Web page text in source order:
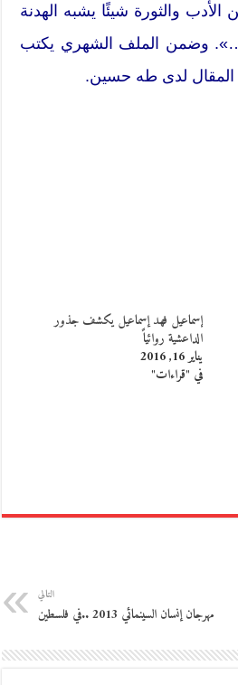
والثورة شيئًا يشبه الهدنة
وضمن الملف الشهري يكتب
لدى طه حسين.
إسماعيل فهد إسماعيل يكشف جذور
الداعشية روائياً
يناير 16, 2016
في "قراءات"
التالي
مهرجان إنسان السينمائي 2013 ..في فلسطين